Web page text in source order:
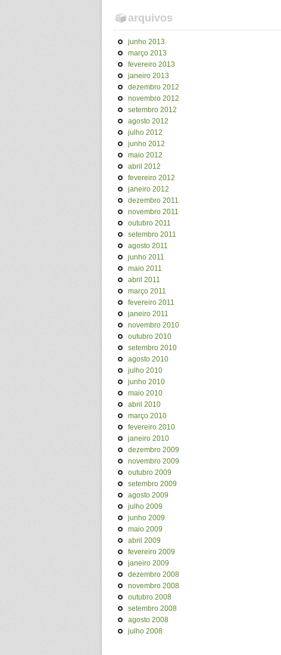
arquivos
junho 2013
março 2013
fevereiro 2013
janeiro 2013
dezembro 2012
novembro 2012
setembro 2012
agosto 2012
julho 2012
junho 2012
maio 2012
abril 2012
fevereiro 2012
janeiro 2012
dezembro 2011
novembro 2011
outubro 2011
setembro 2011
agosto 2011
junho 2011
maio 2011
abril 2011
março 2011
fevereiro 2011
janeiro 2011
novembro 2010
outubro 2010
setembro 2010
agosto 2010
julho 2010
junho 2010
maio 2010
abril 2010
março 2010
fevereiro 2010
janeiro 2010
dezembro 2009
novembro 2009
outubro 2009
setembro 2009
agosto 2009
julho 2009
junho 2009
maio 2009
abril 2009
fevereiro 2009
janeiro 2009
dezembro 2008
novembro 2008
outubro 2008
setembro 2008
agosto 2008
julho 2008